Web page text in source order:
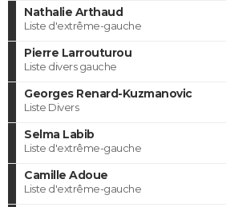
Nathalie Arthaud
Liste d'extrême-gauche
Pierre Larrouturou
Liste divers gauche
Georges Renard-Kuzmanovic
Liste Divers
Selma Labib
Liste d'extrême-gauche
Camille Adoue
Liste d'extrême-gauche